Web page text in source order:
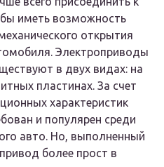
иметь возможность
открытия
Электроприводы
в двух видах: на
пластинах. За счет
характеристик
и популярен среди
авто. Но, выполненный
более прост в